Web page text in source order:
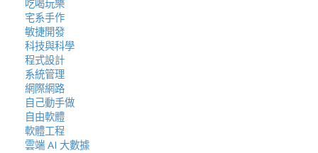
吃喝玩樂
宅系手作
敏捷開發
科技與科學
程式設計
系統管理
網際網路
自己動手做
自由軟體
軟體工程
雲端 AI 大數據